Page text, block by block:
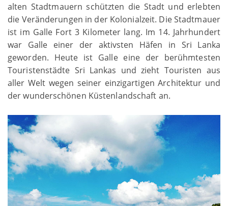
alten Stadtmauern schützten die Stadt und erlebten
die Veränderungen in der Kolonialzeit. Die Stadtmauer
ist im Galle Fort 3 Kilometer lang. Im 14. Jahrhundert
war Galle einer der aktivsten Häfen in Sri Lanka
geworden. Heute ist Galle eine der berühmtesten
Touristenstädte Sri Lankas und zieht Touristen aus
aller Welt wegen seiner einzigartigen Architektur und
der wunderschönen Küstenlandschaft an.